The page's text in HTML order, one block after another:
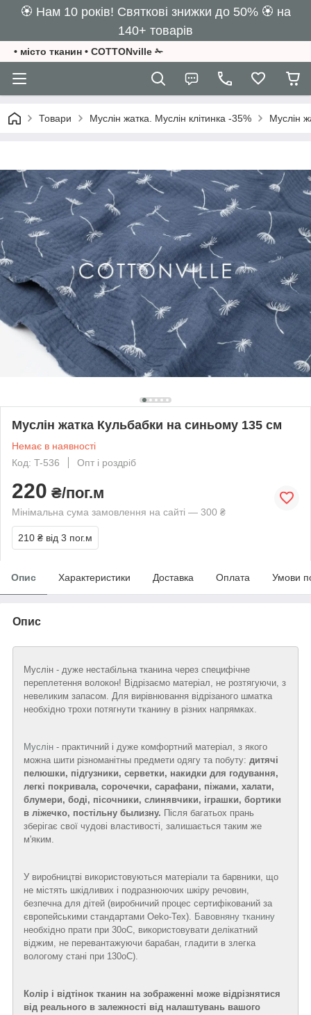
🏵️ Нам 10 років! Святкові знижки до 50% 🏵️ на
140+ товарів
• місто тканин • COTTONville ✁
Товари Муслін жатка. Муслін клітинка -35% Муслін
Муслін жатка Кульбабки на синьому 135 см
Немає в наявності
Код: T-536
Опт і роздріб
220 ₴/пог.м
Мінімальна сума замовлення на сайті — 300 ₴
210 ₴ від 3 пог.м
Опис Характеристики Доставка Оплата Умови
Опис
Муслін - дуже нестабільна тканина через специфічне
переплетення волокон! Відрізаємо матеріал, не розтягуючи, з
невеликим запасом. Для вирівнювання відрізаного шматка
необхідно трохи потягнути тканину в різних напрямках.
Муслін - практичний і дуже комфортний матеріал, з якого
можна шити різноманітны предмети одягу та побуту: дитячі
пелюшки, підгузники, серветки, накидки для годування,
легкі покривала, сорочечки, сарафани, піжами, халати,
блумери, боді, пісочники, слинявчики, іграшки, бортики
в ліжечко, постільну былизну. Після багатьох прань
зберігає свої чудові властивості, залишається таким же
м'яким.
У виробництві використовуються матеріали та барвники, що
не містять шкідливих і подразнюючих шкіру речовин,
безпечна для дітей (виробничий процес сертифікований за
європейськими стандартами Oeko-Tex).
Бавовняну тканину
необхідно прати при 30оС, використовувати делікатний
віджим, не перевантажуючи барабан, гладити в злегка
вологому стані при 130оС).
Колір і відтінок тканин на зображенні може відрізнятися
від реального в залежності від налаштувань вашого